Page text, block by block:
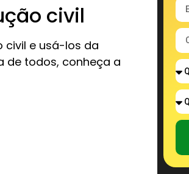
civil
civil e usá-los da
de todos, conheça a